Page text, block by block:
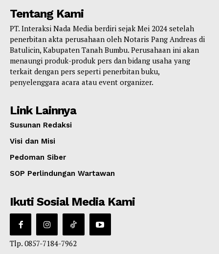
Tentang Kami
PT. Interaksi Nada Media berdiri sejak Mei 2024 setelah
penerbitan akta perusahaan oleh Notaris Pang Andreas di
Batulicin, Kabupaten Tanah Bumbu. Perusahaan ini akan
menaungi produk-produk pers dan bidang usaha yang
terkait dengan pers seperti penerbitan buku,
penyelenggara acara atau event organizer.
Link Lainnya
Susunan Redaksi
Visi dan Misi
Pedoman Siber
SOP Perlindungan Wartawan
Ikuti Sosial Media Kami
Tlp. 0857-7184-7962